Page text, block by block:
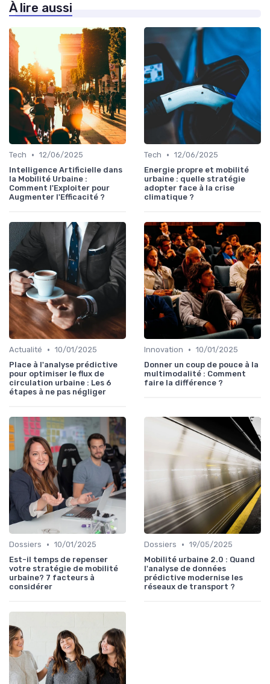
À lire aussi
Tech • 12/06/2025
Intelligence Artificielle dans
la Mobilité Urbaine :
Comment l'Exploiter pour
Augmenter l'Efficacité ?
Tech • 12/06/2025
Energie propre et mobilité
urbaine : quelle stratégie
adopter face à la crise
climatique ?
Actualité • 10/01/2025
Place à l'analyse prédictive
pour optimiser le flux de
circulation urbaine : Les 6
étapes à ne pas négliger
Innovation • 10/01/2025
Donner un coup de pouce à la
multimodalité : Comment
faire la différence ?
Dossiers • 10/01/2025
Est-il temps de repenser
votre stratégie de mobilité
urbaine? 7 facteurs à
considérer
Dossiers • 19/05/2025
Mobilité urbaine 2.0 : Quand
l'analyse de données
prédictive modernise les
réseaux de transport ?